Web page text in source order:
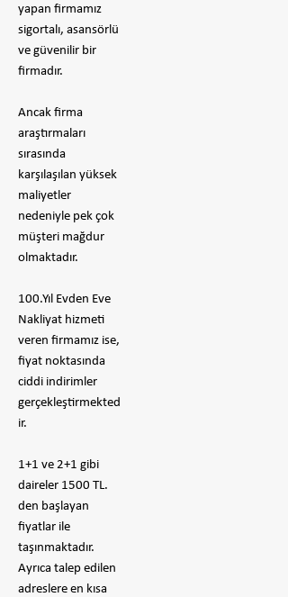
yapan firmamız
sigortalı, asansörlü
ve güvenilir bir
firmadır.
​Ancak firma
araştırmaları
sırasında
karşılaşılan yüksek
maliyetler
nedeniyle pek çok
müşteri mağdur
olmaktadır.
100.Yıl Evden Eve
Nakliyat hizmeti
veren firmamız ise,
fiyat noktasında
ciddi indirimler
gerçekleştirmekted
ir.
1+1 ve 2+1 gibi
daireler 1500 TL.
den başlayan
fiyatlar ile
taşınmaktadır.
Ayrıca talep edilen
adreslere en kısa